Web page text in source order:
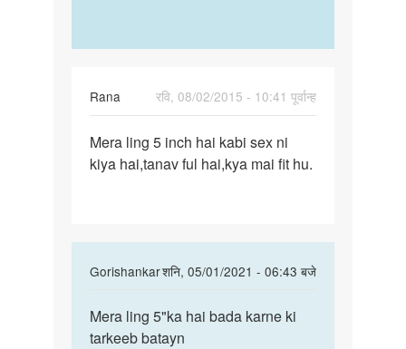
Rana
रवि, 08/02/2015 - 10:41 पूर्वान्ह
Mera
ling
sex
Mera ling 5 inch hai kabi sex ni
kiya hai,tanav ful hai,kya mai fit hu.
Gorishankarशनि, 05/01/2021 - 06:43 बजे
In
to
Mera
Mera
land
Mera ling 5"ka hai bada karne ki
tarkeeb batayn